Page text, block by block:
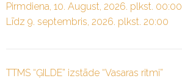
Pirmdiena, 10. August, 2026. plkst. 00:00
Līdz 9. septembris, 2026. plkst. 20:00
TTMS “ĢILDE” izstāde “Vasaras ritmi”